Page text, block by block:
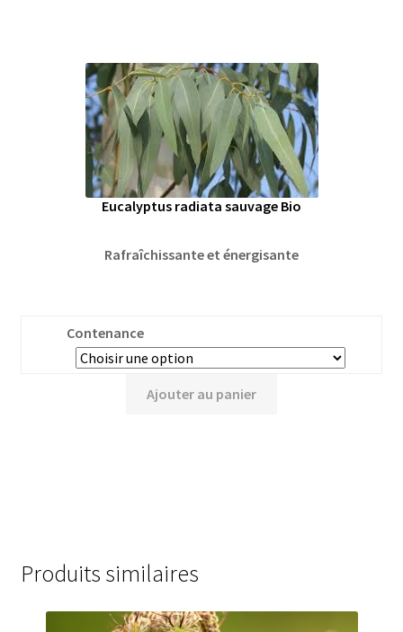
Eucalyptus radiata sauvage Bio
Rafraîchissante et énergisante
Contenance
Ajouter au panier
Produits similaires